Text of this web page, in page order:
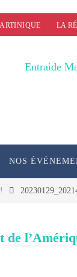
LA
NOS
de